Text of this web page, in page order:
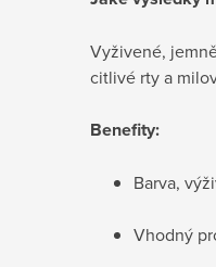
Vyživené,
citlivé rty a
Benefity:
Barva,
Vhodný